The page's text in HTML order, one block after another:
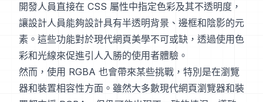
開發人員直接在 CSS 屬性中指定色彩及其不透明度，
讓設計人員能夠設計具有半透明背景、邊框和陰影的元
素。這些功能對於現代網頁美學不可或缺，透過使用色
彩和光線來促進引人入勝的使用者體驗。
然而，使用 RGBA 也會帶來某些挑戰，特別是在瀏覽
器和裝置相容性方面。雖然大多數現代網頁瀏覽器和裝